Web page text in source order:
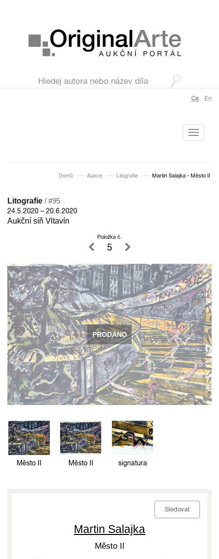
Cs En
Toggle
Domů Aukce Litografie Martin Salajka - Město II
Litografie / #95
24.5.2020 – 20.6.2020
Aukční síň Vltavín
Položka č.
5
PRODÁNO
Město II Město II signatura
Sledovat
Martin Salajka
Město II